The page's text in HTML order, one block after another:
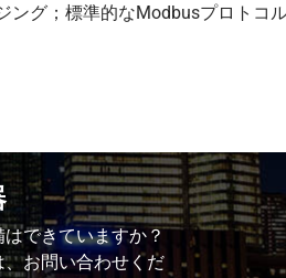
ング；標準的なModbusプロトコ
できていますか？
お問い合わせくだ